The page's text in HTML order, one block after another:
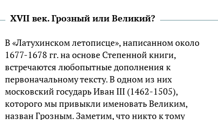
XVII век. Грозный или Великий?
В «Латухинском летописце», написанном около
1677-1678 гг. на основе Степенной книги,
встречаются любопытные дополнения к
первоначальному тексту. В одном из них
московский государь Иван III (1462-1505),
которого мы привыкли именовать Великим,
назван Грозным. Заметим, что никто к тому